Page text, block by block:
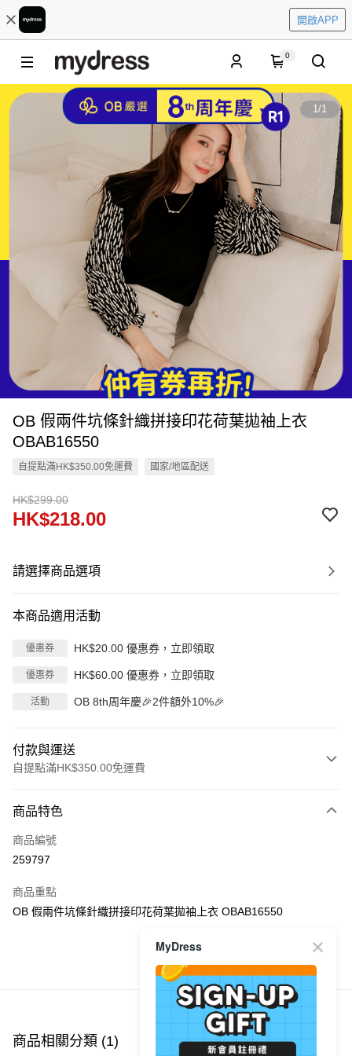
開啟APP
0
1/1
OB 假兩件坑條針織拼接印花荷葉拋袖上衣
OBAB16550
自提點滿HK$350.00免運費 國家/地區配送
HK$299.00
HK$218.00
請選擇商品選項
本商品適用活動
優惠券 HK$20.00 優惠券，立即領取
優惠券 HK$60.00 優惠券，立即領取
活動 OB 8th周年慶🎉2件額外10%🎉
付款與運送
自提點滿HK$350.00免運費
信用卡
Apple Pay
PayMe
每筆HK$40.00，滿HK$350.00或以上免運費
付款後順豐站及營業點
商品特色
商品編號
259797
商品重點
OB 假兩件坑條針織拼接印花荷葉拋袖上衣 OBAB16550
商品推薦
商品相關分類 (1)
MyDress